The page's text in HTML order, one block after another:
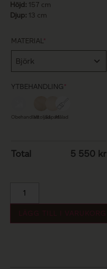
Höjd: 157 cm
Djup: 13 cm
MATERIAL*
YTBEHANDLING*
ObehandladVitoljadSåpadMålad
Total 5 550 kr
LÄGG TILL I VARUKORG